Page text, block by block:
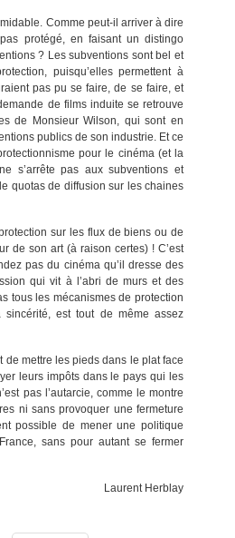
Comme peut-il arriver à dire
protégé, en faisant un distingo
? Les subventions sont bel et
puisqu’elles permettent à
pas pu se faire, de se faire, et
de films induite se retrouve
de Monsieur Wilson, qui sont en
publics de son industrie. Et ce
pour le cinéma (et la
s’arrête pas aux subventions et
quotas de diffusion sur les chaines
sur les flux de biens ou de
de son art (à raison certes) ! C’est
pas du cinéma qu’il dresse des
qui vit à l’abri de murs et des
tous les mécanismes de protection
est tout de même assez
mettre les pieds dans le plat face
leurs impôts dans le pays qui les
pas l’autarcie, comme le montre
ni sans provoquer une fermeture
possible de mener une politique
sans pour autant se fermer
Laurent Herblay